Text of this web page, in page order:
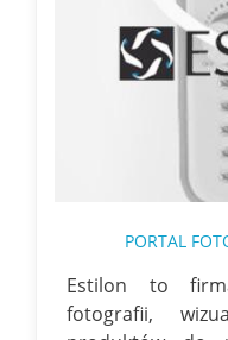
PORTAL
Estilon to
fotografii,